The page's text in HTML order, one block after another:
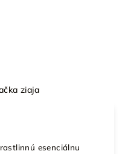
ziaja
esenciálnu